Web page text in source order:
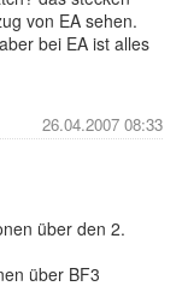
von EA sehen.
bei EA ist alles
26.04.2007 08:33
über den 2.
über BF3